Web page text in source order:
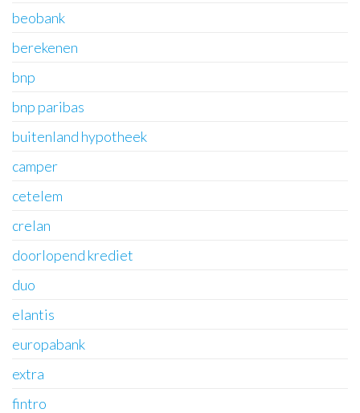
beobank
berekenen
bnp
bnp paribas
buitenland hypotheek
camper
cetelem
crelan
doorlopend krediet
duo
elantis
europabank
extra
fintro